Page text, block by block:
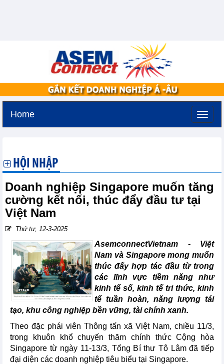
Home
HỘI NHẬP
Doanh nghiệp Singapore muốn tăng
cường kết nối, thúc đẩy đầu tư tại
Việt Nam
Thứ tư, 12-3-2025
AsemconnectVietnam - Việt
Nam và Singapore mong muốn
thúc đẩy hợp tác đầu từ trong
các lĩnh vực tiềm năng như
kinh tế số, kinh tế tri thức, kinh
tế tuần hoàn, năng lượng tái
tạo, khu công nghiệp bền vững, tài chính xanh.
Theo đặc phái viên Thông tấn xã Việt Nam, chiều 11/3,
trong khuôn khổ chuyến thăm chính thức Cộng hòa
Singapore từ ngày 11-13/3, Tổng Bí thư Tô Lâm đã tiếp
đại diện các doanh nghiệp tiêu biểu tại Singapore.